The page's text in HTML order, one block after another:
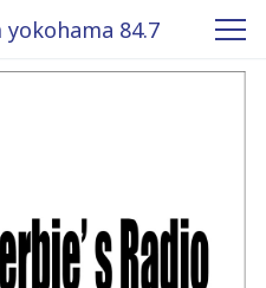
yokohama 84.7